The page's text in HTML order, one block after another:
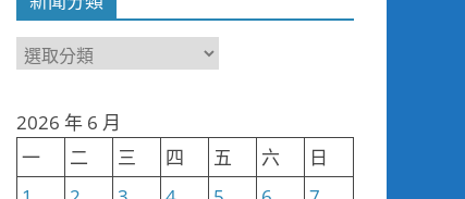
新
類
2026 年 6 月
一
二 三 四 五 六
日